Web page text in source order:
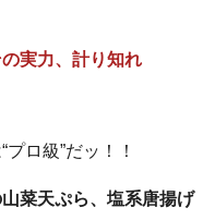
実力、計り知れ
ロ級”だッ！！
菜天ぷら、塩系唐揚げ